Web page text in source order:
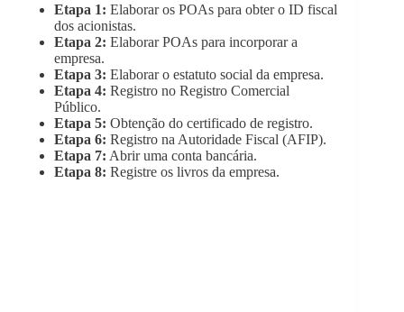
Etapa 1: Elaborar os POAs para obter o ID fiscal
dos acionistas.
Etapa 2: Elaborar POAs para incorporar a
empresa.
Etapa 3: Elaborar o estatuto social da empresa.
Etapa 4: Registro no Registro Comercial
Público.
Etapa 5: Obtenção do certificado de registro.
Etapa 6: Registro na Autoridade Fiscal (AFIP).
Etapa 7: Abrir uma conta bancária.
Etapa 8: Registre os livros da empresa.